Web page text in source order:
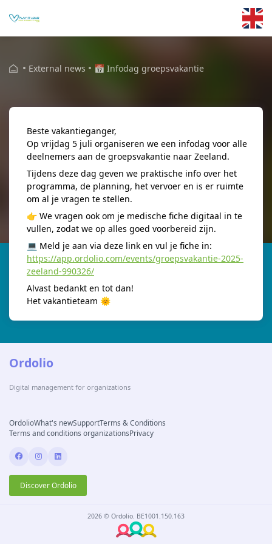
External news 📅 Infodag groepsvakantie
📅 Infodag groepsvakantie
Beste vakantieganger,
Op vrijdag 5 juli organiseren we een infodag voor alle
deelnemers aan de groepsvakantie naar Zeeland.
Tijdens deze dag geven we praktische info over het
programma, de planning, het vervoer en is er ruimte
om al je vragen te stellen.
👉 We vragen ook om je medische fiche digitaal in te
vullen, zodat we op alles goed voorbereid zijn.
💻 Meld je aan via deze link en vul je fiche in:
https://app.ordolio.com/events/groepsvakantie-2025-
zeeland-990326/
Alvast bedankt en tot dan!
Het vakantieteam 🌞
Ordolio
Digital management for organizations
Ordolio(opens in new tab)
What's new(opens in new tab)
Support(opens in new tab)
Terms & Conditions
Terms and conditions organizations(opens in new tab)
Privacy(opens in new tab)
Discover Ordolio
2026 © Ordolio. BE1001.150.163